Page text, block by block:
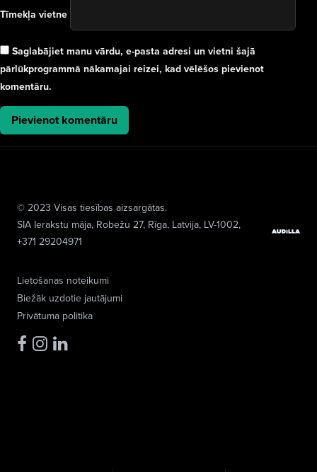
Tīmekļa vietne
Saglabājiet manu vārdu, e-pasta adresi un vietni šajā
pārlūkprogrammā nākamajai reizei, kad vēlēšos pievienot
komentāru.
Lietošanas noteikumi
Biežāk uzdotie jautājumi
Privātuma politika
© 2023 Visas tiesības aizsargātas.
SIA Ierakstu māja, Robežu 27, Rīga, Latvija, LV-1002,
+371 29204971